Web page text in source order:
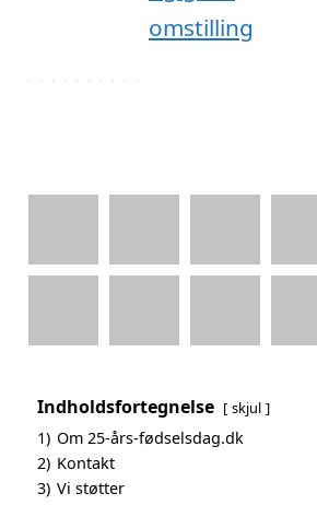
Indholdsfortegnelse skjul
1) Om 25-års-fødselsdag.dk
2) Kontakt
3) Vi støtter